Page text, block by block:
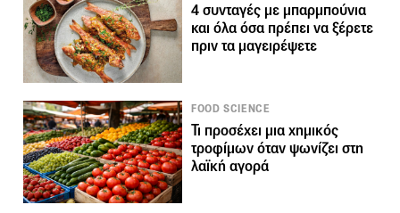
4 συνταγές με μπαρμπούνια
και όλα όσα πρέπει να ξέρετε
πριν τα μαγειρέψετε
FOOD SCIENCE
Τι προσέχει μια χημικός
τροφίμων όταν ψωνίζει στη
λαϊκή αγορά